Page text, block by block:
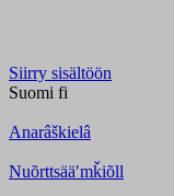
Siirry sisältöön
Suomi fi
Anarâškielâ
Nuõrttsääʹmǩiõll